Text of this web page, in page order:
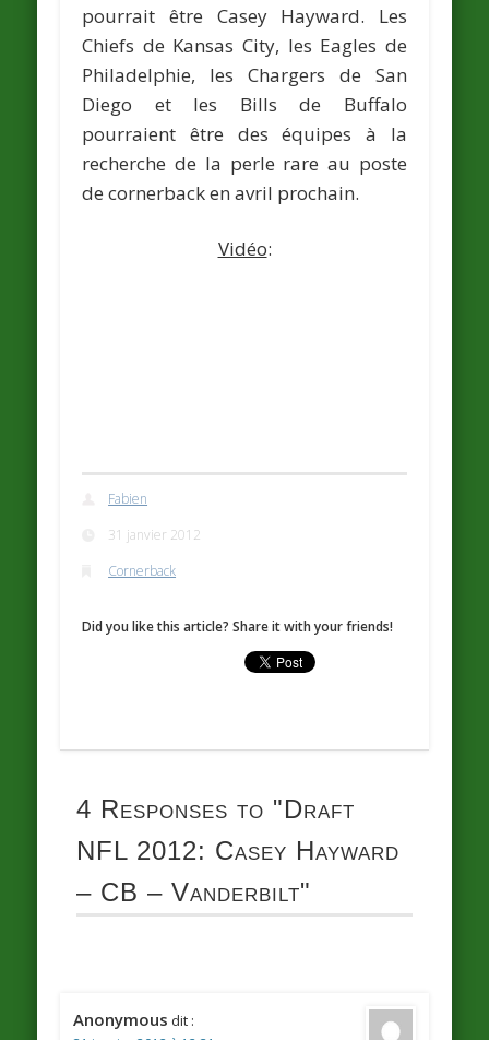
pourrait être Casey Hayward. Les
Chiefs de Kansas City, les Eagles de
Philadelphie, les Chargers de San
Diego et les Bills de Buffalo
pourraient être des équipes à la
recherche de la perle rare au poste
de cornerback en avril prochain.
Vidéo:
Fabien
31 janvier 2012
Cornerback
Did you like this article? Share it with your friends!
4 Responses to "Draft
NFL 2012: Casey Hayward
– CB – Vanderbilt"
Anonymous dit :